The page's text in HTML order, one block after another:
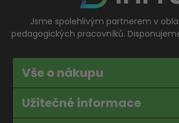
Jsme spolehlivým partnerem v
pedagogických pracovníků.
Vše o nákupu
Užitečné informace